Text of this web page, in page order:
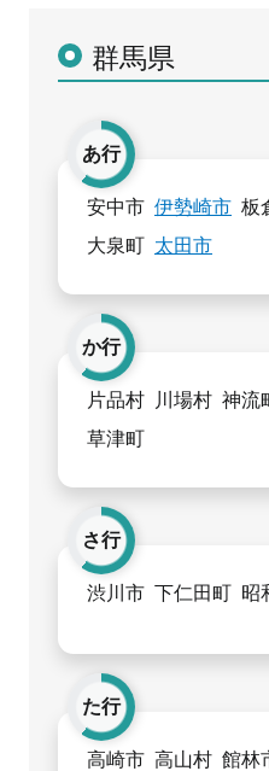
群馬県
あ行
安中市 伊勢崎市 板
大泉町 太田市
か行
片品村 川場村 神流
草津町
さ行
渋川市 下仁田町 昭
た行
高崎市 高山村 館林